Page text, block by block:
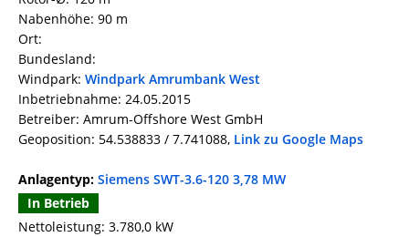
Nabenhöhe: 90 m
Ort:
Bundesland:
Windpark: Windpark Amrumbank West
Inbetriebnahme: 24.05.2015
Betreiber: Amrum-Offshore West GmbH
Geoposition: 54.538833 / 7.741088, Link zu Google Maps
Anlagentyp: Siemens SWT-3.6-120 3,78 MW
In Betrieb
Nettoleistung: 3.780,0 kW